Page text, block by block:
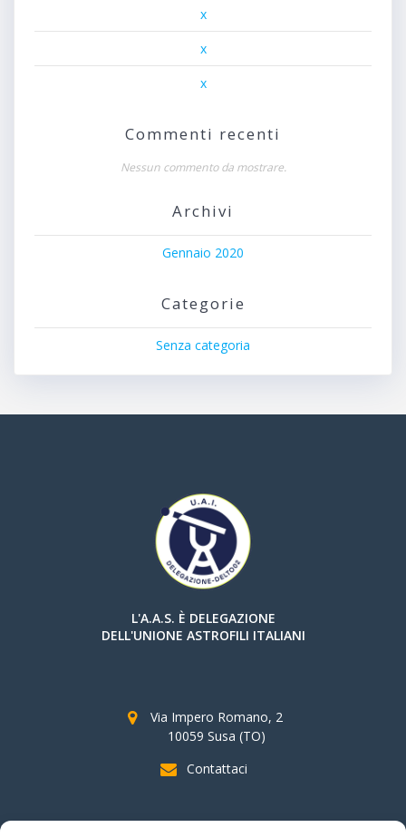
x
x
x
Commenti recenti
Nessun commento da mostrare.
Archivi
Gennaio 2020
Categorie
Senza categoria
L'A.A.S. È DELEGAZIONE
DELL'UNIONE ASTROFILI ITALIANI
Via Impero Romano, 2
10059 Susa (TO)
Contattaci